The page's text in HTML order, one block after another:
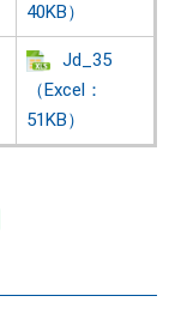
40KB）
Jd_35
（Excel：
51KB）